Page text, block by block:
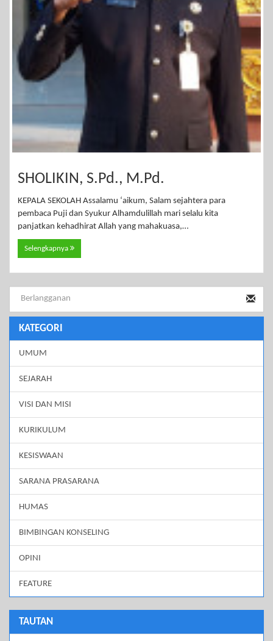
SHOLIKIN, S.Pd., M.Pd.
KEPALA SEKOLAH Assalamu ‘aikum, Salam sejahtera para
pembaca Puji dan Syukur Alhamdulillah mari selalu kita
panjatkan kehadhirat Allah yang mahakuasa,…
Selengkapnya
KATEGORI
UMUM
SEJARAH
VISI DAN MISI
KURIKULUM
KESISWAAN
SARANA PRASARANA
HUMAS
BIMBINGAN KONSELING
OPINI
FEATURE
TAUTAN